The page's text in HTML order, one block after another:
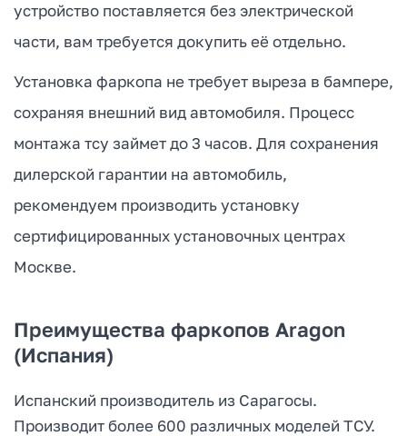
устройство поставляется без электрической
части, вам требуется докупить её отдельно.
Установка фаркопа не требует выреза в бампере,
сохраняя внешний вид автомобиля. Процесс
монтажа тсу займет до 3 часов. Для сохранения
дилерской гарантии на автомобиль,
рекомендуем производить установку
сертифицированных установочных центрах
Москве.
Преимущества фаркопов Aragon
(Испания)
Испанский производитель из Сарагосы.
Производит более 600 различных моделей ТСУ.